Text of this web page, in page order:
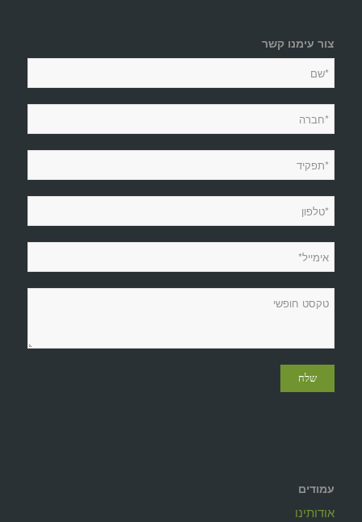
צור עימנו קשר
עמודים
אודותינו